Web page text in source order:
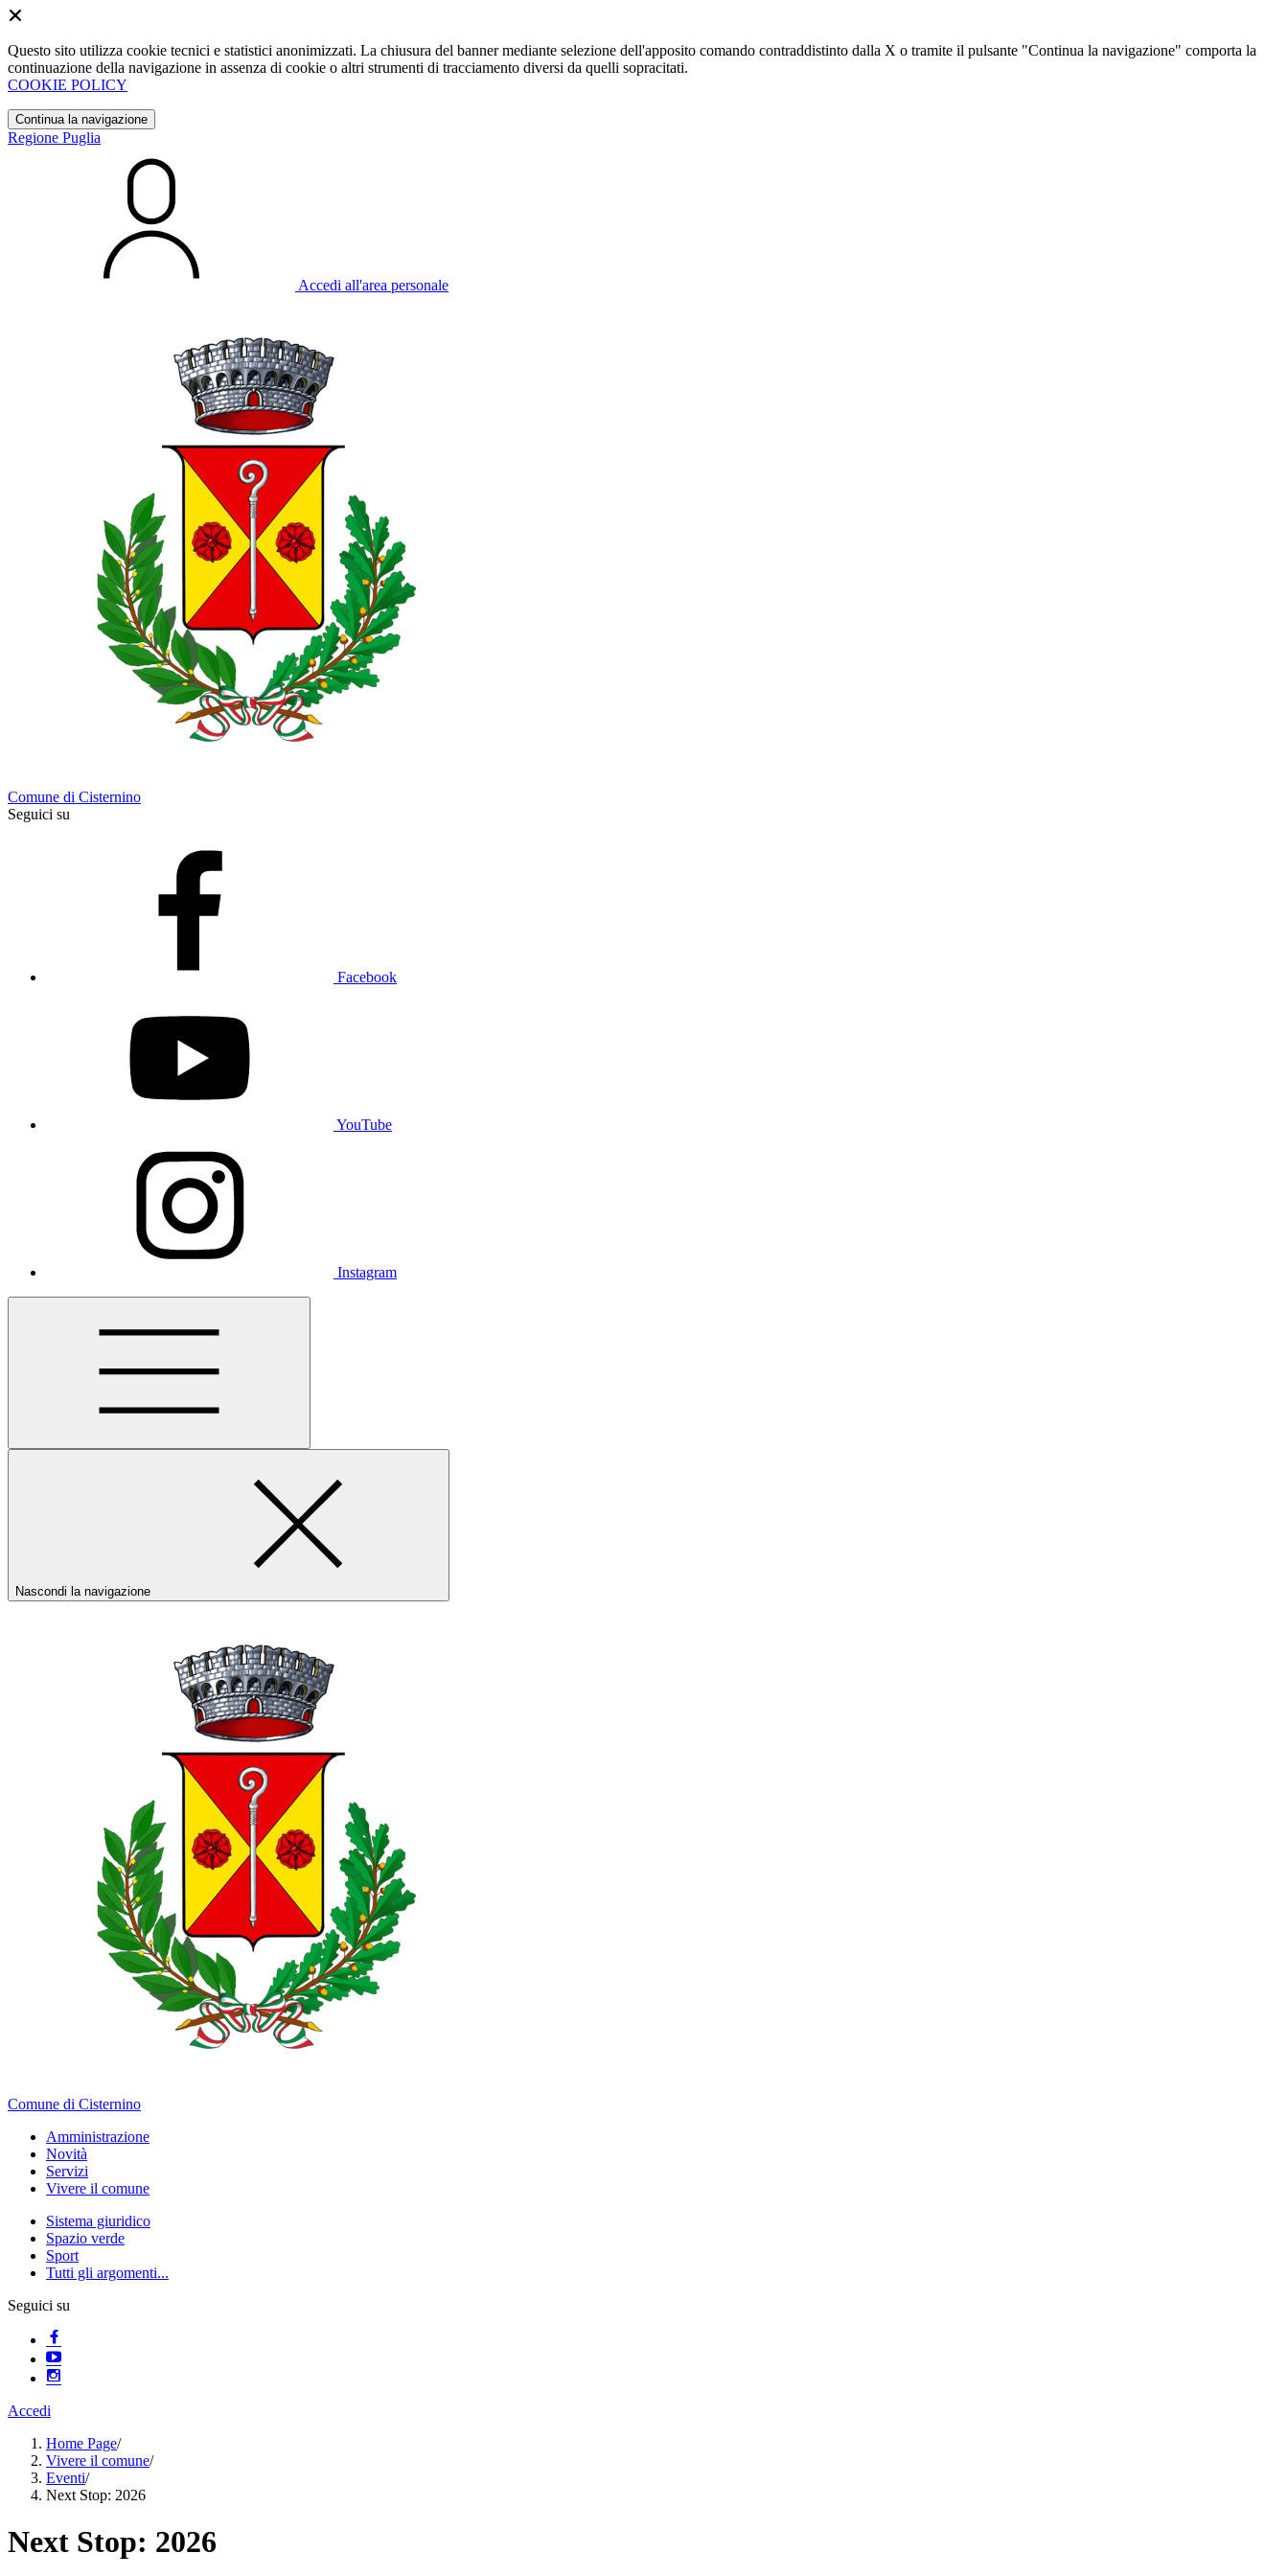
Questo sito utilizza cookie tecnici e statistici anonimizzati. La chiusura del banner mediante selezione dell'apposito comando contraddistinto dalla X o tramite il pulsante "Continua la navigazione" comporta la
continuazione della navigazione in assenza di cookie o altri strumenti di tracciamento diversi da quelli sopracitati.
COOKIE POLICY
Continua la navigazione
Regione Puglia
Accedi all'area personale
Comune di Cisternino
Seguici su
Facebook
YouTube
Instagram
Nascondi la navigazione
Comune di Cisternino
Amministrazione
Novità
Servizi
Vivere il comune
Sistema giuridico
Spazio verde
Sport
Tutti gli argomenti...
Seguici su
Accedi
Home Page/
Vivere il comune/
Eventi/
Next Stop: 2026
Next Stop: 2026